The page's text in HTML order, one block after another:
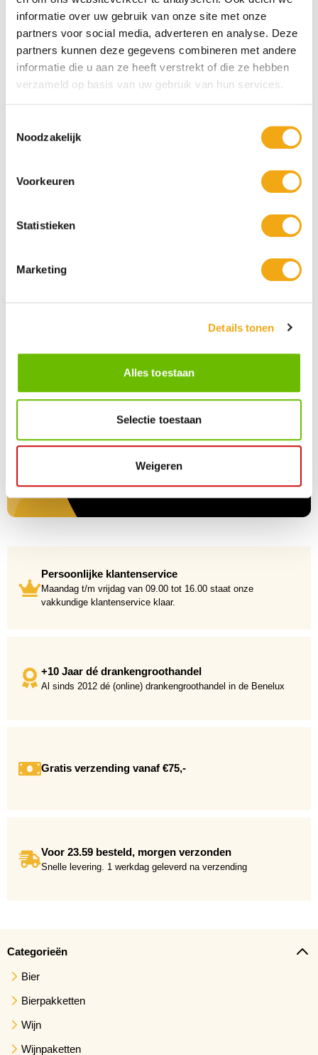
informatie over uw gebruik van onze site met onze
partners voor social media, adverteren en analyse. Deze
partners kunnen deze gegevens combineren met andere
informatie die u aan ze heeft verstrekt of die ze hebben
verzameld op basis van uw gebruik van hun services.
Noodzakelijk
Voorkeuren
Statistieken
Marketing
Details tonen
Alles toestaan
Selectie toestaan
Weigeren
Pakket Medium
€ 18,85
€ 26,95
Persoonlijke klantenservice
Maandag t/m vrijdag van 09.00 tot 16.00 staat onze
vakkundige klantenservice klaar.
+10 Jaar dé drankengroothandel
Al sinds 2012 dé (online) drankengroothandel in de Benelux
Gratis verzending vanaf €75,-
Voor 23.59 besteld, morgen verzonden
Snelle levering. 1 werkdag geleverd na verzending
Categorieën
Bier
Bierpakketten
Wijn
Wijnpaketten